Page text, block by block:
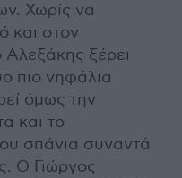
Χωρίς να
και στον
ξέρει
πιο νηφάλια
όμως την
και το
σπάνια συναντά
Ο Γιώργος